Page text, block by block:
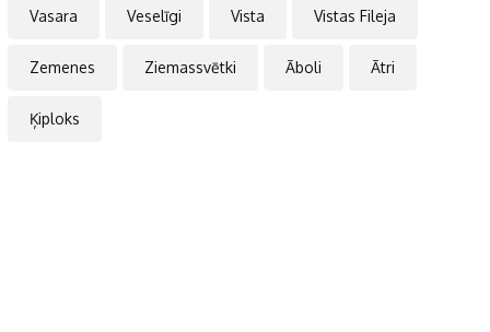
Vasara Veselīgi Vista Vistas Fileja
Zemenes Ziemassvētki Āboli Ātri
Ķiploks